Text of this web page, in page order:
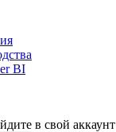
BI
в свой аккаунт